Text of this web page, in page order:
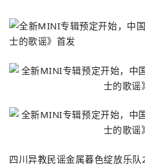
四川异教民谣金属暮色绽放乐